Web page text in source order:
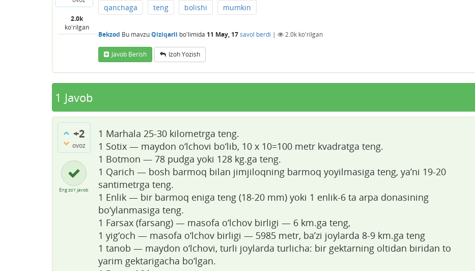
2.0k
ko'rilgan
qanchaga teng bolishi mumkin
Bekzod Bu mavzuQiziqarli bo'limida 11 May, 17savol berdi | 2.0k ko'rilgan
Javob Berish Izoh Yozish
1 Javob
+2
ovoz
Eng zo'r javob
1 Marhala 25-30 kilometrga teng.
1 Sotix — maydon o‘lchovi bo‘lib, 10 x 10=100 metr kvadratga teng.
1 Botmon — 78 pudga yoki 128 kg.ga teng.
1 Qarich — bosh barmoq bilan jimjiloqning barmoq yoyilmasiga teng, ya’ni 19-20
santimetrga teng.
1 Enlik — bir barmoq eniga teng (18-20 mm) yoki 1 enlik-6 ta arpa donasining
bo‘ylanmasiga teng.
1 Farsax (farsang) — masofa o‘lchov birligi — 6 km.ga teng,
1 yig‘och — masofa o‘lchov birligi — 5985 metr, ba’zi joylarda 8-9 km.ga teng
1 tanob — maydon o‘lchovi, turli joylarda turlicha: bir gektarning oltidan biridan to
yarim gektarigacha bo‘lgan.